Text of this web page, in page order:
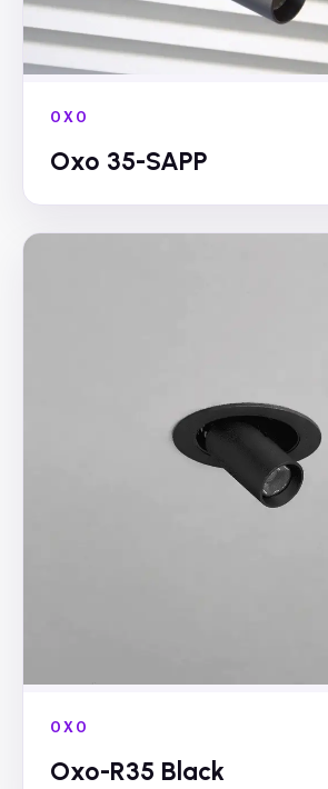
OXO
Oxo 35-SAPP
OXO
Oxo-R35 Black